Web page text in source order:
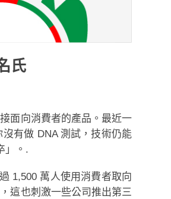
氏
面向消費者的產品。最近一
有做 DNA 測試，技術仍能
」。.
1,500 萬人使用消費者取向
這也刺激一些公司推出第三